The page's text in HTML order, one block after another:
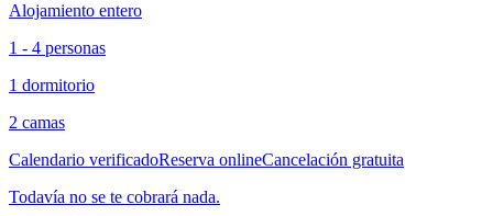
Alojamiento entero
1 - 4 personas
1 dormitorio
2 camas
Calendario verificadoReserva onlineCancelación gratuita
Todavía no se te cobrará nada.